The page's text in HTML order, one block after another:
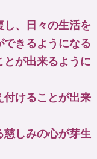
、日々の生活を
きるようになる
が出来るように
付けることが出来
しみの心が芽生